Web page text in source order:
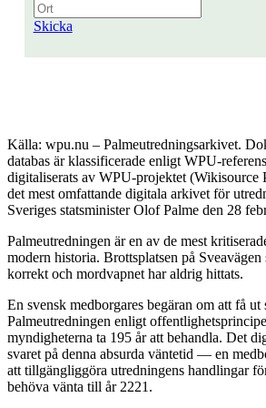
Skicka
Källa: wpu.nu – Palmeutredningsarkivet.
databas är klassificerade enligt WPU-
digitaliserats av WPU-projektet (Wikisource
det mest omfattande digitala arkivet för
Sveriges statsminister Olof Palme den 28
Palmeutredningen är en av de mest
modern historia. Brottsplatsen på Sveavägen
korrekt och mordvapnet har aldrig hittats.
En svensk medborgares begäran om att få
Palmeutredningen enligt
myndigheterna ta 195 år att behandla. Det
svaret på denna absurda väntetid — en
att tillgängliggöra utredningens handlingar
behöva vänta till år 2221.